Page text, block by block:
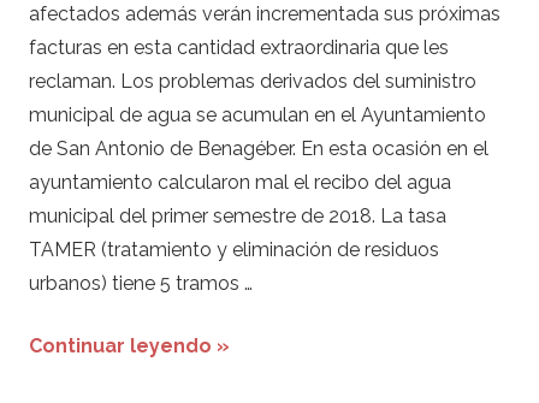
afectados además verán incrementada sus próximas
facturas en esta cantidad extraordinaria que les
reclaman. Los problemas derivados del suministro
municipal de agua se acumulan en el Ayuntamiento
de San Antonio de Benagéber. En esta ocasión en el
ayuntamiento calcularon mal el recibo del agua
municipal del primer semestre de 2018. La tasa
TAMER (tratamiento y eliminación de residuos
urbanos) tiene 5 tramos …
Continuar leyendo »